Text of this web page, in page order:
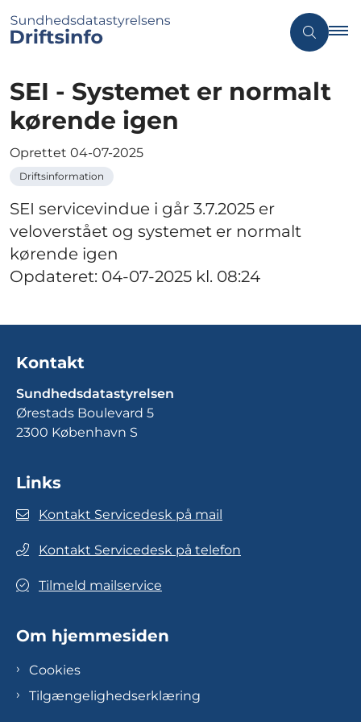
SEI - Systemet er normalt
kørende igen
Oprettet 04-07-2025
Driftsinformation
SEI servicevindue i går 3.7.2025 er
veloverstået og systemet er normalt
kørende igen
Opdateret: 04-07-2025 kl. 08:24
Kontakt
Sundhedsdatastyrelsen
Ørestads Boulevard 5
2300 København S
Links
Kontakt Servicedesk på mail
Kontakt Servicedesk på telefon
Tilmeld mailservice
Om hjemmesiden
Cookies
Tilgængelighedserklæring